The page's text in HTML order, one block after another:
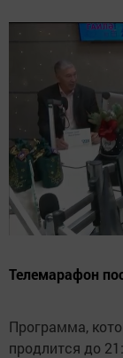
Телемарафон
Программа,
продлится до